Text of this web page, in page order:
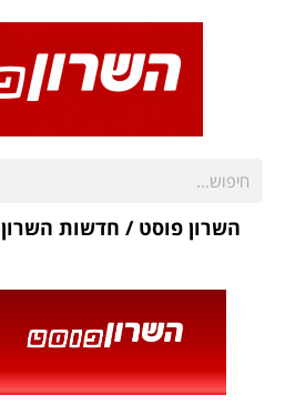
השרון פוסט / חדשות השרון